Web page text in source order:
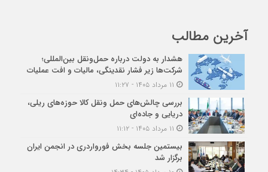
آخرین مطالب
هشدار به دولت درباره حمل‌ونقل بین‌المللی؛
شرکت‌ها زیر فشار نقدینگی، مالیات و افت عملیات
بررسی چالش‌های حمل ونقل کالا حوزه‌های ریلی،
دریایی و جاده‌ای
بیستمین جلسه بخش فورواردری در انجمن ایران
برگزار شد